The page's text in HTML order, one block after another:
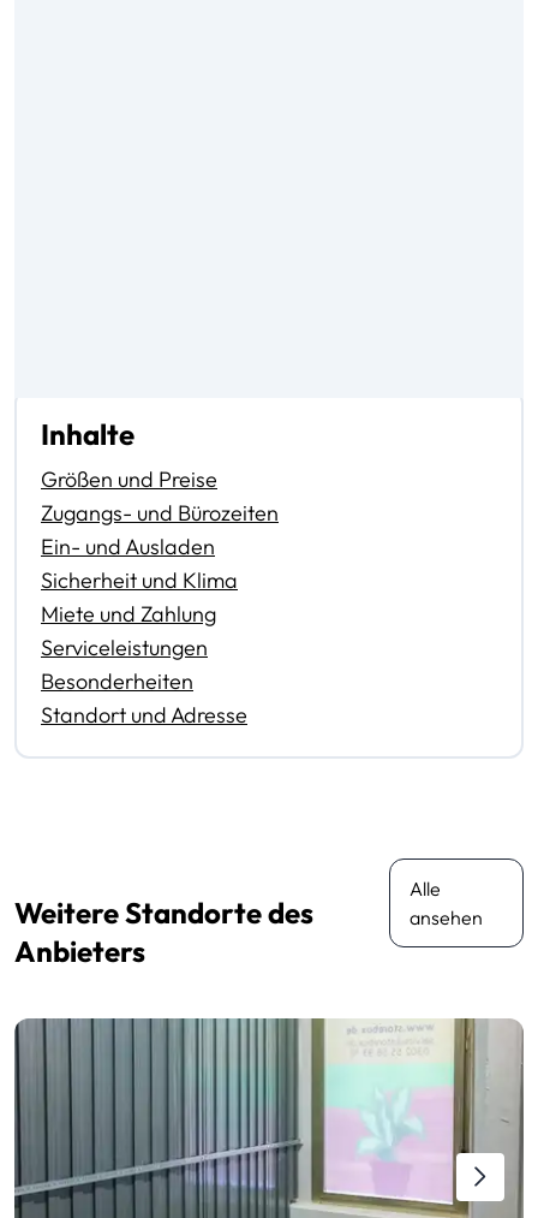
Inhalte
Größen und Preise
Zugangs- und Bürozeiten
Ein- und Ausladen
Sicherheit und Klima
Miete und Zahlung
Serviceleistungen
Besonderheiten
Standort und Adresse
Weitere Standorte des
Anbieters
Alle
ansehen